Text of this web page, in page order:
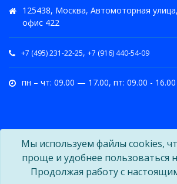
125438, Москва, Автомоторная
офис 422
+7 (495) 231-22-25, +7 (916) 440-54-09
пн – чт: 09.00 — 17.00, пт: 09.00 - 16.00
Мы используем файлы cookies,
проще и удобнее пользоваться
Продолжая работу с